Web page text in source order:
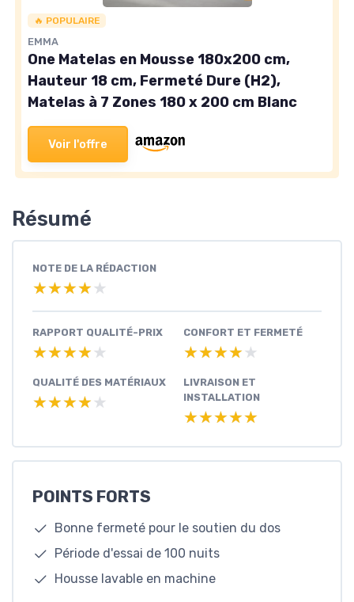
🔥 POPULAIRE
EMMA
One Matelas en Mousse 180x200 cm,
Hauteur 18 cm, Fermeté Dure (H2),
Matelas à 7 Zones 180 x 200 cm Blanc
Voir l'offre
Résumé
NOTE DE LA RÉDACTION
★★★★★
★★★★★
RAPPORT QUALITÉ-PRIX
★★★★★
★★★★★
CONFORT ET FERMETÉ
★★★★★
★★★★★
QUALITÉ DES MATÉRIAUX
★★★★★
★★★★★
LIVRAISON ET
INSTALLATION
★★★★★
★★★★★
POINTS FORTS
Bonne fermeté pour le soutien du dos
Période d'essai de 100 nuits
Housse lavable en machine